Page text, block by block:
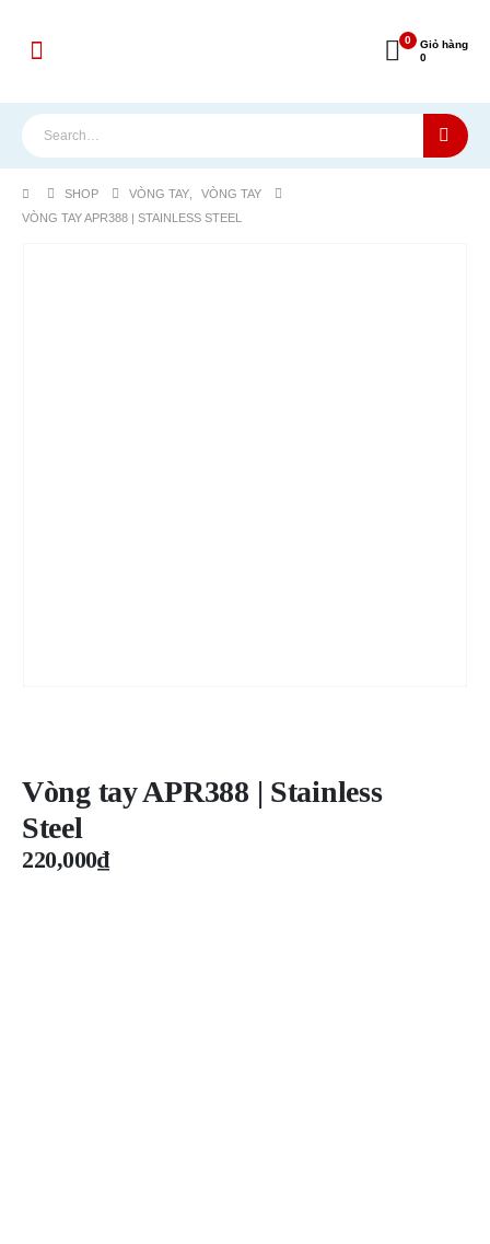
0
Giỏ hàng
0
SHOP VÒNG TAY
VÒNG TAY
VÒNG TAY APR388 | STAINLESS STEEL
Vòng tay APR388 | Stainless
Steel
220,000₫